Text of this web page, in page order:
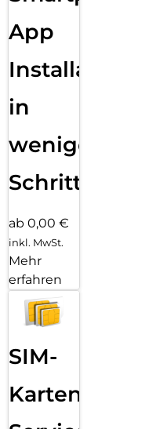
App
Installation
in
wenigen
Schritten
ab 0,00 €
inkl. MwSt.
Mehr
erfahren
SIM-
Karten